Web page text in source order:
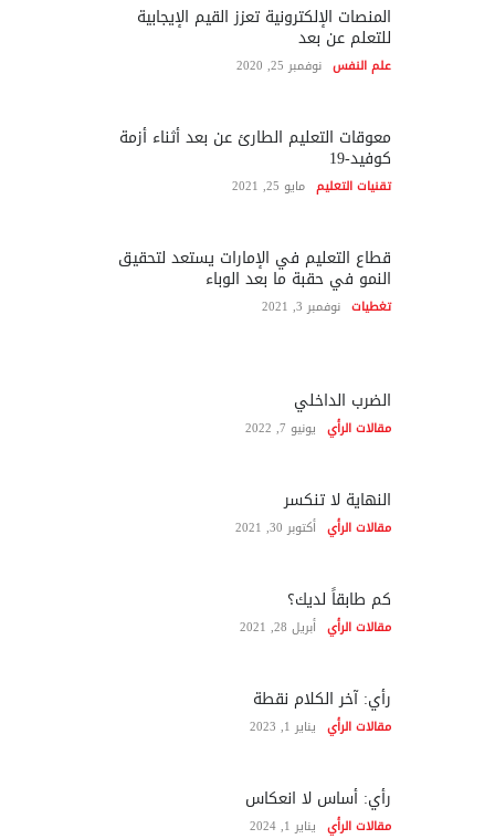
المنصات الإلكترونية تعزز القيم الإيجابية
للتعلم عن بعد
علم النفس نوفمبر 25, 2020
معوقات التعليم الطارئ عن بعد أثناء أزمة
كوفيد-19
تقنيات التعليم مايو 25, 2021
قطاع التعليم في الإمارات يستعد لتحقيق
النمو في حقبة ما بعد الوباء
تغطيات نوفمبر 3, 2021
الضرب الداخلي
مقالات الرأي يونيو 7, 2022
النهاية لا تنكسر
مقالات الرأي أكتوبر 30, 2021
كم طابقاً لديك؟
مقالات الرأي أبريل 28, 2021
رأي: آخر الكلام نقطة
مقالات الرأي يناير 1, 2023
رأي: أساس لا انعكاس
مقالات الرأي يناير 1, 2024